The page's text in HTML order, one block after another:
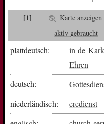
[1] Karte anzeigen
aktiv gebraucht
plattdeutsch: in de Kark
Ehren
deutsch:
niederländisch:
eredienst